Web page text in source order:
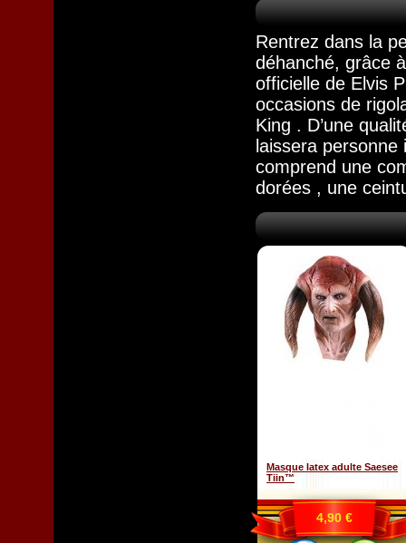
Rentrez dans la
déhanché, grâce
officielle de Elvis
occasions de
King . D’une
laissera
comprend une
dorées , une
Masque latex adulte Saesee
Tiin™
4,90 €